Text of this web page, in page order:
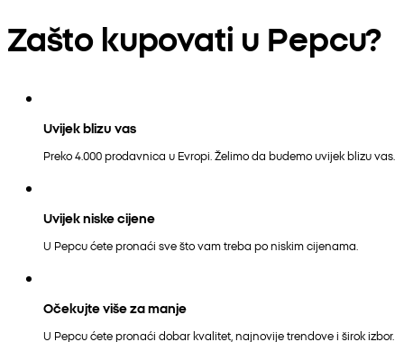
Zašto kupovati u Pepcu?
Uvijek blizu vas
Preko 4.000 prodavnica u Evropi. Želimo da budemo uvijek blizu vas.
Uvijek niske cijene
U Pepcu ćete pronaći sve što vam treba po niskim cijenama.
Očekujte više za manje
U Pepcu ćete pronaći dobar kvalitet, najnovije trendove i širok izbor.